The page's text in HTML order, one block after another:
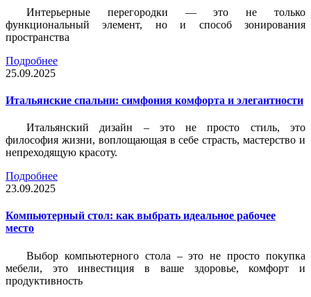
Интерьерные перегородки — это не только
функциональный элемент, но и способ зонирования
пространства
Подробнее
25.09.2025
Итальянские спальни: симфония комфорта и элегантности
Итальянский дизайн – это не просто стиль, это
философия жизни, воплощающая в себе страсть, мастерство и
непреходящую красоту.
Подробнее
23.09.2025
Компьютерный стол: как выбрать идеальное рабочее
место
Выбор компьютерного стола – это не просто покупка
мебели, это инвестиция в ваше здоровье, комфорт и
продуктивность